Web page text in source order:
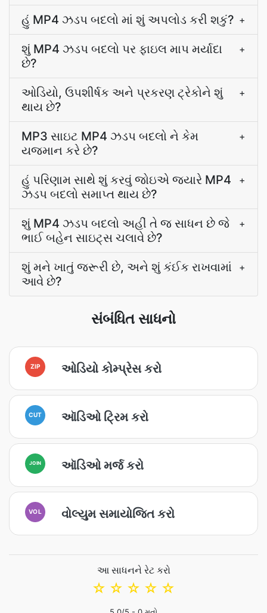
હું MP4 ઝડપ બદલો માં શું અપલોડ કરી શકું? +
શું MP4 ઝડપ બદલો પર ફાઇલ માપ મર્યાદા
છે?
+
ઓડિયો, ઉપશીર્ષક અને પ્રકરણ ટ્રેકોને શું
થાય છે?
+
MP3 સાઇટ MP4 ઝડપ બદલો ને કેમ
યજમાન કરે છે?
+
હું પરિણામ સાથે શું કરવું જોઇએ જ્યારે MP4
ઝડપ બદલો સમાપ્ત થાય છે?
+
શું MP4 ઝડપ બદલો અહીં તે જ સાધન છે જે
ભાઈ બહેન સાઇટ્સ ચલાવે છે?
+
શું મને ખાતું જરૂરી છે, અને શું કંઈક રાખવામાં
આવે છે?
+
સંબંધિત સાધનો
ZIP ઓડિયો કોમ્પ્રેસ કરો
CUT ઑડિઓ ટ્રિમ કરો
JOIN ઑડિઓ મર્જ કરો
VOL વોલ્યુમ સમાયોજિત કરો
આ સાધનને રેટ કરો
☆
☆
☆
☆
☆